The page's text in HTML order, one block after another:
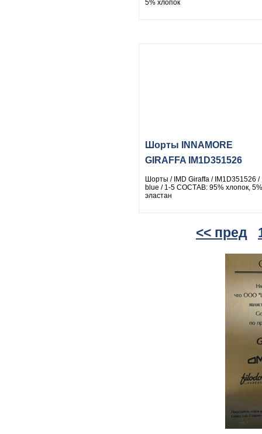
5% хлопок
Шорты INNAMORE
GIRAFFA IM1D351526
Шорты / IMD Giraffa / IM1D351526 /
blue / 1-5 СОСТАВ: 95% хлопок, 5%
эластан
<< пред